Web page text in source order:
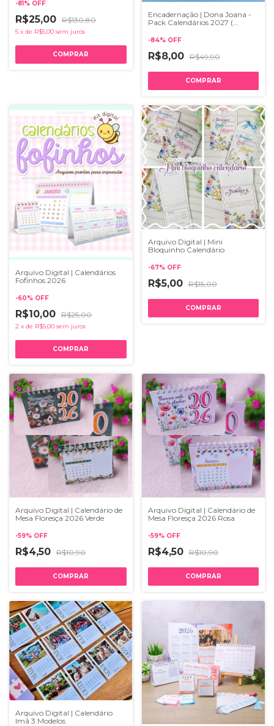
-81% OFF
R$25,00 R$130,80
5 x de R$5,00 sem juros
Encadernação | Dona Joana -
Pack Calendários 2027 (
-84% OFF
R$8,00 R$49,90
Arquivo Digital | Calendários
Fofinhos 2026
-60% OFF
R$10,00 R$25,00
2 x de R$5,00 sem juros
Arquivo Digital | Mini
Bloquinho Calendário
-67% OFF
R$5,00 R$15,00
Arquivo Digital | Calendário de
Mesa Floresça 2026 Verde
-59% OFF
R$4,50 R$10,90
Arquivo Digital | Calendário de
Mesa Floresça 2026 Rosa
-59% OFF
R$4,50 R$10,90
Arquivo Digital | Calendário
Imã 3 Modelos